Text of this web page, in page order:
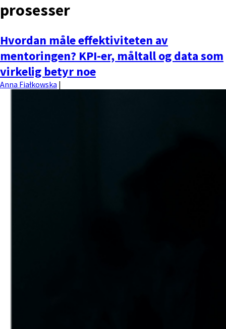
prosesser
Hvordan måle effektiviteten av
mentoringen? KPI-er, måltall og data som
virkelig betyr noe
Anna Fiałkowska |